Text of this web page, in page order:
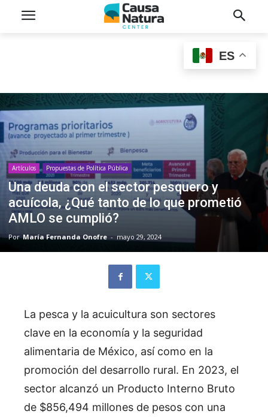
Artículos Propuestas de Política Pública
Una deuda con el sector pesquero y
acuícola, ¿Qué tanto de lo que prometió
AMLO se cumplió?
Por María Fernanda Onofre - mayo 29, 2024
La pesca y la acuicultura son sectores
clave en la economía y la seguridad
alimentaria de México, así como en la
promoción del desarrollo rural. En 2023, el
sector alcanzó un Producto Interno Bruto
de $856,494 millones de pesos con una
ES